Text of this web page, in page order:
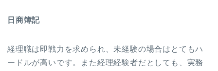
日商簿記
経理職は即戦力を求められ、未経験の場合はとてもハ
ードルが高いです。また経理経験者だとしても、実務